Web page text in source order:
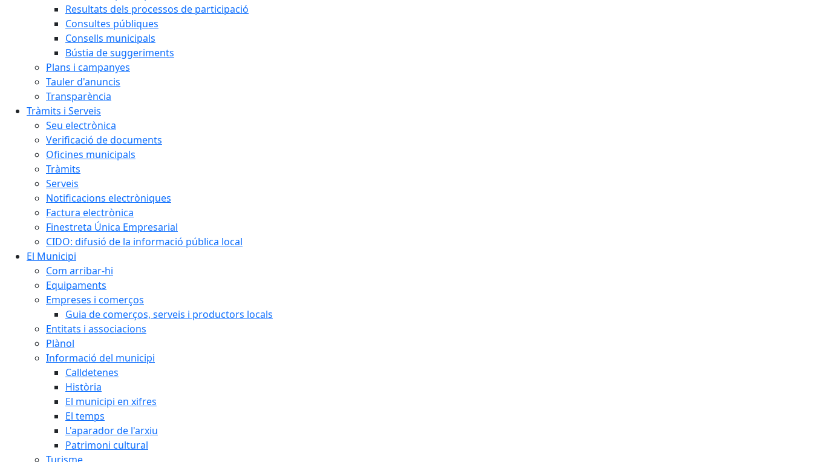
Resultats dels processos de participació
Consultes públiques
Consells municipals
Bústia de suggeriments
Plans i campanyes
Tauler d'anuncis
Transparència
Tràmits i Serveis
Seu electrònica
Verificació de documents
Oficines municipals
Tràmits
Serveis
Notificacions electròniques
Factura electrònica
Finestreta Única Empresarial
CIDO: difusió de la informació pública local
El Municipi
Com arribar-hi
Equipaments
Empreses i comerços
Guia de comerços, serveis i productors locals
Entitats i associacions
Plànol
Informació del municipi
Calldetenes
Història
El municipi en xifres
El temps
L'aparador de l'arxiu
Patrimoni cultural